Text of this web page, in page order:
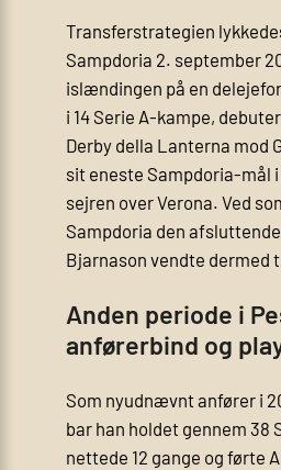
Transferstrategien
Sampdoria 2. september
islændingen på en
i 14 Serie A-kampe,
Derby della Lanterna mod
sit eneste Sampdoria-mål
sejren over Verona. Ved
Sampdoria den
Bjarnason vendte dermed
Anden periode i
anførerbind og
Som nyudnævnt anfører i
bar han holdet gennem 38
nettede 12 gange og førte